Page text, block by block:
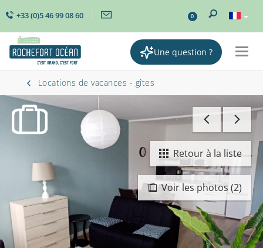
+33 (0)5 46 99 08 60 0
Une question ?
Locations de vacances - gîtes
Voir les photos (2)
Retour à la liste